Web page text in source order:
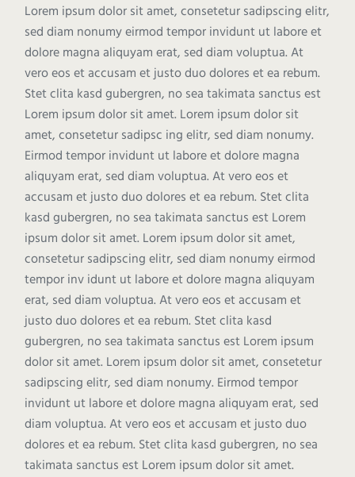
Lorem ipsum dolor sit amet, consetetur sadipscing elitr,
sed diam nonumy eirmod tempor invidunt ut labore et
dolore magna aliquyam erat, sed diam voluptua. At
vero eos et accusam et justo duo dolores et ea rebum.
Stet clita kasd gubergren, no sea takimata sanctus est
Lorem ipsum dolor sit amet. Lorem ipsum dolor sit
amet, consetetur sadipsc ing elitr, sed diam nonumy.
Eirmod tempor invidunt ut labore et dolore magna
aliquyam erat, sed diam voluptua. At vero eos et
accusam et justo duo dolores et ea rebum. Stet clita
kasd gubergren, no sea takimata sanctus est Lorem
ipsum dolor sit amet. Lorem ipsum dolor sit amet,
consetetur sadipscing elitr, sed diam nonumy eirmod
tempor inv idunt ut labore et dolore magna aliquyam
erat, sed diam voluptua. At vero eos et accusam et
justo duo dolores et ea rebum. Stet clita kasd
gubergren, no sea takimata sanctus est Lorem ipsum
dolor sit amet. Lorem ipsum dolor sit amet, consetetur
sadipscing elitr, sed diam nonumy. Eirmod tempor
invidunt ut labore et dolore magna aliquyam erat, sed
diam voluptua. At vero eos et accusam et justo duo
dolores et ea rebum. Stet clita kasd gubergren, no sea
takimata sanctus est Lorem ipsum dolor sit amet.